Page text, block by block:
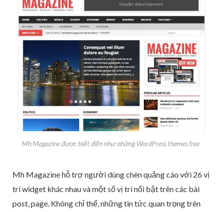
Mh Magazine được biết đến như những WordPress themes free
Mh Magazine hỗ trợ người dùng chèn quảng cáo với 26 vị
trí widget khác nhau và một số vị trí nổi bật trên các bài
post, page. Không chỉ thế, những tin tức quan trọng trên